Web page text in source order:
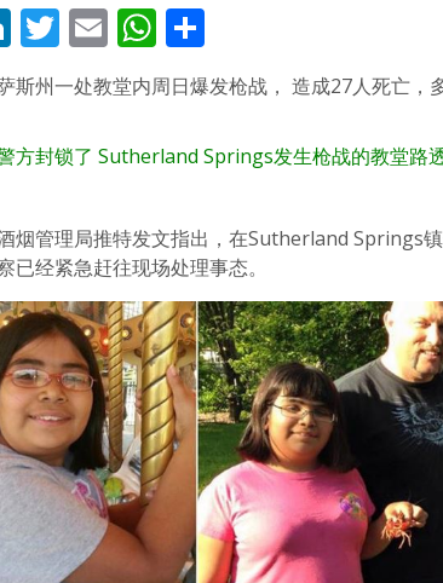
LinkedIn
Twitter
EmailWhatsApp
享
斯州一处教堂内周日爆发枪战， 造成27人死亡，
方封锁了 Sutherland Springs发生枪战的教堂路
烟管理局推特发文指出，在Sutherland Springs
已经紧急赶往现场处理事态。